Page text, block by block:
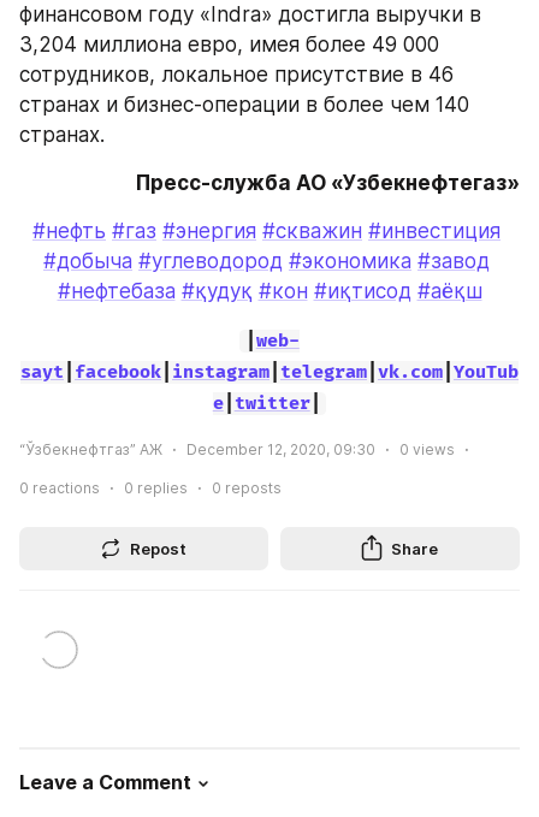
финансовом году «Indra» достигла выручки в
3,204 миллиона евро, имея более 49 000
сотрудников, локальное присутствие в 46
странах и бизнес-операции в более чем 140
странах.
Пресс-служба АО «Узбекнефтегаз»
#нефть #газ #энергия #скважин #инвестиция
#добыча #углеводород #экономика #завод
#нефтебаза #қудуқ #кон #иқтисод #аёқш
web-
sayt facebook instagram telegram vk.com YouTub
e| twitter|
“Ўзбекнефтгаз” АЖ December 12, 2020, 09:30 0 views
0 reactions 0 replies 0 reposts
Repost Share
Leave a Comment